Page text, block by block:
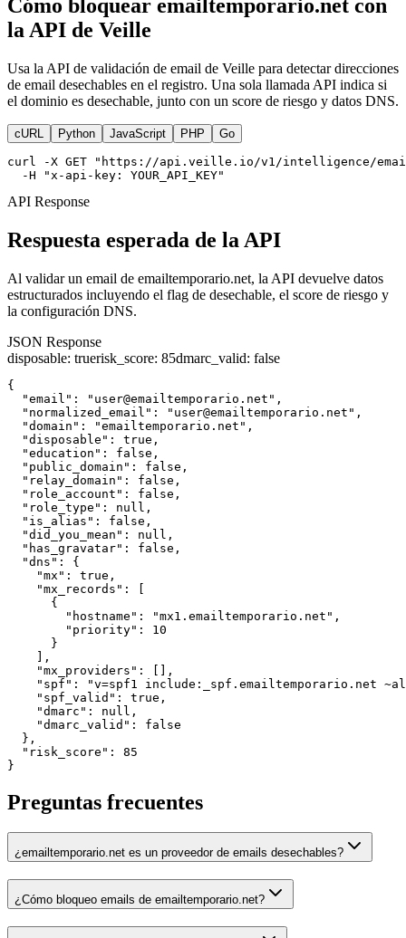
Cómo bloquear emailtemporario.net con
la API de Veille
Usa la API de validación de email de Veille para detectar direcciones
de email desechables en el registro. Una sola llamada API indica si
el dominio es desechable, junto con un score de riesgo y datos DNS.
cURL Python JavaScript PHP Go
curl -X GET "https://api.veille.io/v1/intelligence/
  -H "x-api-key: YOUR_API_KEY"
API Response
Respuesta esperada de la API
Al validar un email de emailtemporario.net, la API devuelve datos
estructurados incluyendo el flag de desechable, el score de riesgo y
la configuración DNS.
JSON Response
disposable: truerisk_score: 85dmarc_valid: false
{
  "email": "user@emailtemporario.net",
  "normalized_email": "user@emailtemporario.net",
  "domain": "emailtemporario.net",
  "disposable": true,
  "education": false,
  "public_domain": false,
  "relay_domain": false,
  "role_account": false,
  "role_type": null,
  "is_alias": false,
  "did_you_mean": null,
  "has_gravatar": false,
  "dns": {
    "mx": true,
    "mx_records": [
      {
        "hostname": "mx1.emailtemporario.net",
        "priority": 10
      }
    ],
    "mx_providers": [],
"spf": "v=spf1 include:_spf.emailtemporario.net
    "spf_valid": true,
    "dmarc": null,
    "dmarc_valid": false
  },
  "risk_score": 85
}
Preguntas frecuentes
¿emailtemporario.net es un proveedor de emails desechables?
¿Cómo bloqueo emails de emailtemporario.net?